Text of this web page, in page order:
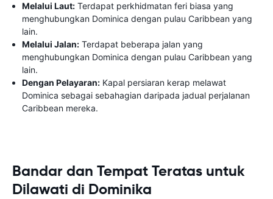
Melalui Laut: Terdapat perkhidmatan feri biasa yang
menghubungkan Dominica dengan pulau Caribbean yang
lain.
Melalui Jalan: Terdapat beberapa jalan yang
menghubungkan Dominica dengan pulau Caribbean yang
lain.
Dengan Pelayaran: Kapal persiaran kerap melawat
Dominica sebagai sebahagian daripada jadual perjalanan
Caribbean mereka.
Bandar dan Tempat Teratas untuk
Dilawati di Dominika